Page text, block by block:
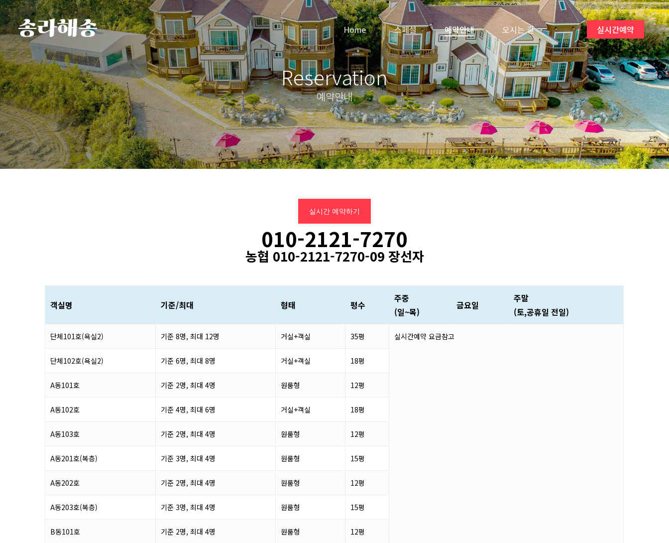
Home 스페셜 예약안내 오시는 길 실시간예약
Reservation
예약안내
실시간 예약하기
010-2121-7270
농협 010-2121-7270-09 장선자
객실명 기준/최대 형태 평수
주중
(일~목)
금요일
주말
(토,공휴일 전일)
단체101호(욕실2) 기준 8명, 최대 12명 거실+객실 35평 실시간예약 요금참고
단체102호(욕실2) 기준 6명, 최대 8명 거실+객실 18평
A동101호 기준 2명, 최대 4명 원룸형 12평
A동102호 기준 4명, 최대 6명 거실+객실 18평
A동103호 기준 2명, 최대 4명 원룸형 12평
A동201호(복층) 기준 3명, 최대 4명 원룸형 15평
A동202호 기준 2명, 최대 4명 원룸형 12평
A동203호(복층) 기준 3명, 최대 4명 원룸형 15평
B동101호 기준 2명, 최대 4명 원룸형 12평